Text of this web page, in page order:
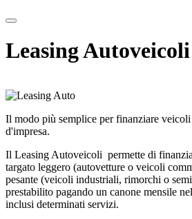
Leasing Autoveicoli
Il modo più semplice per finanziare
d'impresa.
Il Leasing Autoveicoli permette di
targato leggero (autovetture o veicoli
pesante (veicoli industriali, rimorchi o
prestabilito pagando un canone mensile
inclusi determinati servizi.